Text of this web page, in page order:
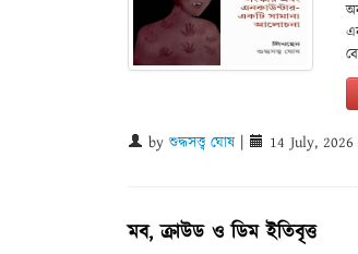
by শুদ্ধসত্ত্ব ঘোষ 14 July, 2026 |
মব, ক্রাউড ও ডিম ইতিবৃত্ত